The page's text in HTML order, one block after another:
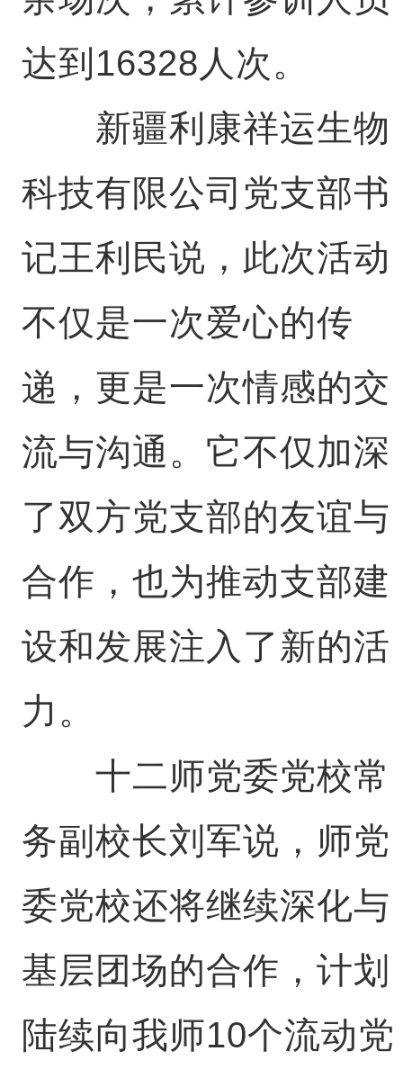
达到16328人次。
新疆利康祥运生物
科技有限公司党支部书
记王利民说，此次活动
不仅是一次爱心的传
递，更是一次情感的交
流与沟通。它不仅加深
了双方党支部的友谊与
合作，也为推动支部建
设和发展注入了新的活
力。
十二师党委党校常
务副校长刘军说，师党
委党校还将继续深化与
基层团场的合作，计划
陆续向我师10个流动党